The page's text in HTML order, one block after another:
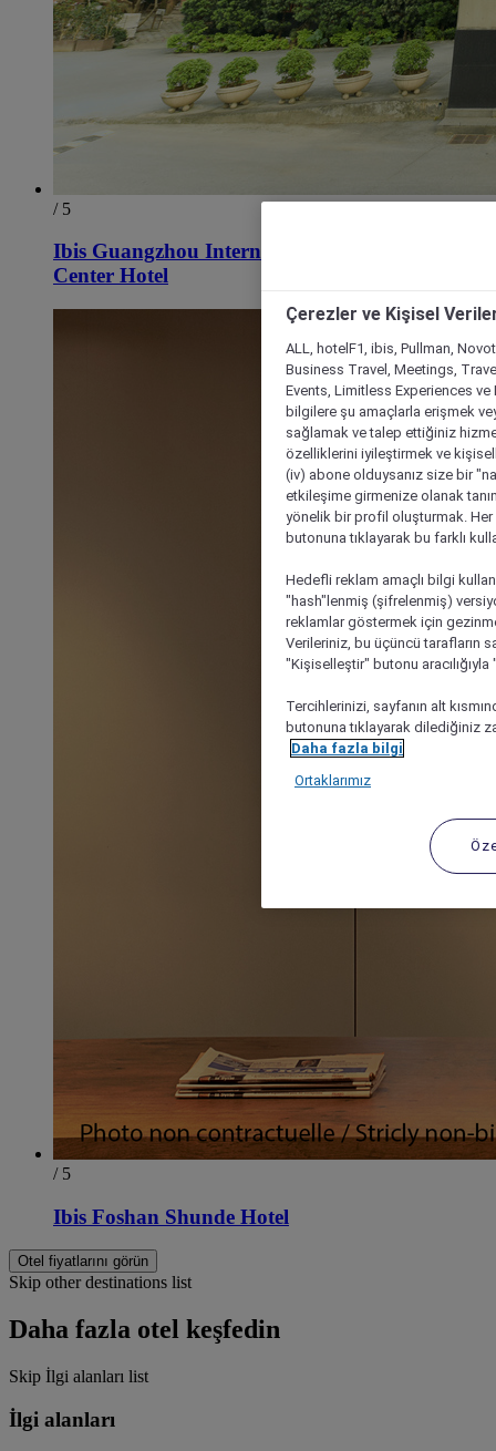
/ 5
Ibis Guangzhou International Exhibition
Center Hotel
/ 5
Ibis Foshan Shunde Hotel
Otel fiyatlarını görün
Skip other destinations list
Daha fazla otel keşfedin
Skip İlgi alanları list
İlgi alanları
Çerezler ve Kişisel
ALL, hotelF1, ibis, Pullman,
Business Travel, Meetings,
Events, Limitless Experiences
bilgilere şu amaçlarla erişmek
sağlamak ve talep ettiğiniz
özelliklerini iyileştirmek ve
(iv) abone olduysanız size bir
etkileşime girmenize olanak
yönelik bir profil oluşturmak.
butonuna tıklayarak bu farklı
Hedefli reklam amaçlı bilgi
"hash"lenmiş (şifrelenmiş)
reklamlar göstermek için
Verileriniz, bu üçüncü tarafların
"Kişiselleştir" butonu
Tercihlerinizi, sayfanın alt
butonuna tıklayarak dilediğiniz
Daha fazla bilgi
Ortaklarımız